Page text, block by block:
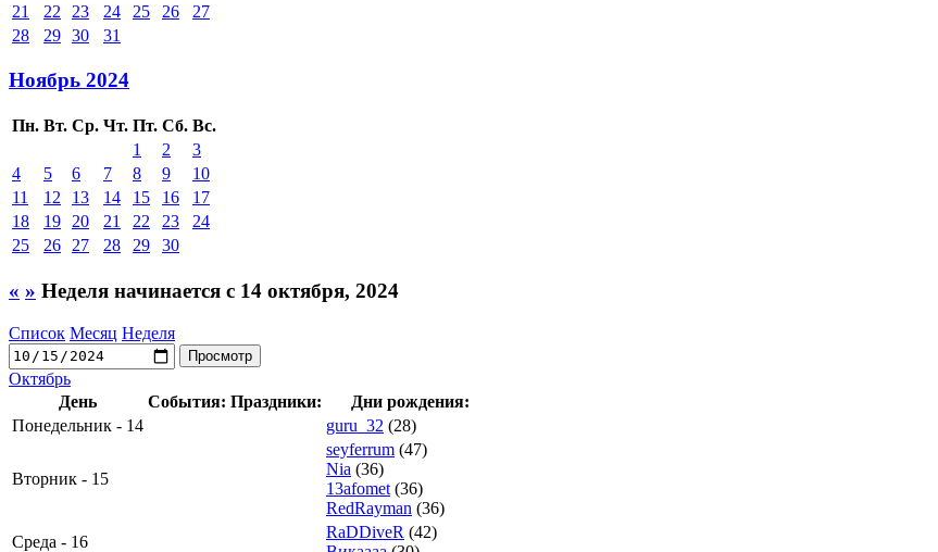
21
22 23 24 25 26
27
28
29 30 31
Ноябрь 2024
Пн. Вт. Ср. Чт. Пт. Сб. Вс.
1
2
3
4
5 6 7 8 9
10
11
12 13 14 15 16
17
18
19 20 21 22 23
24
25
26 27 28 29 30
« » Неделя начинается с 14 октября, 2024
Список Месяц Неделя
Октябрь
День
События: Праздники:
Дни рождения:
Понедельник - 14
guru_32 (28)
Вторник - 15
seyferrum (47)
Nia (36)
13afomet (36)
RedRayman (36)
Среда - 16
RaDDiveR (42)